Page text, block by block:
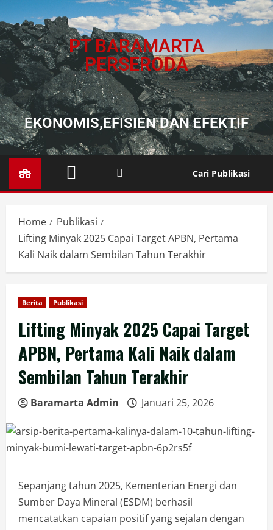
PT BARAMARTA
PERSERODA
EKONOMIS,EFISIEN DAN EFEKTIF
Cari Publikasi
Home
Publikasi
Lifting Minyak 2025 Capai Target APBN, Pertama
Kali Naik dalam Sembilan Tahun Terakhir
Berita Publikasi
Lifting Minyak 2025 Capai Target
APBN, Pertama Kali Naik dalam
Sembilan Tahun Terakhir
Baramarta Admin Januari 25, 2026
Sepanjang tahun 2025, Kementerian Energi dan
Sumber Daya Mineral (ESDM) berhasil
mencatatkan capaian positif yang sejalan dengan